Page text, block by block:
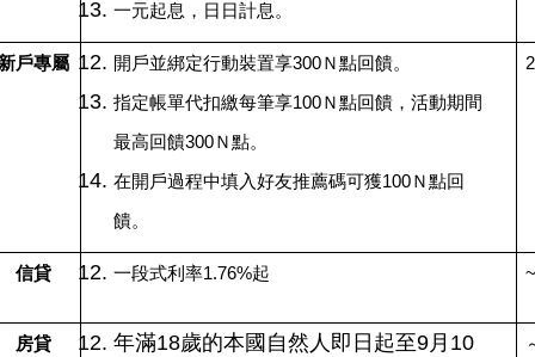
一元起息，日日計息。
戶專屬 開戶並綁定行動裝置享300Ｎ點回饋。
指定帳單代扣繳每筆享100Ｎ點回饋，活動期間
最高回饋300Ｎ點。
在開戶過程中填入好友推薦碼可獲100Ｎ點回
饋。
信貸 一段式利率1.76%起
房貸
年滿18歲的本國自然人即日起至9月10